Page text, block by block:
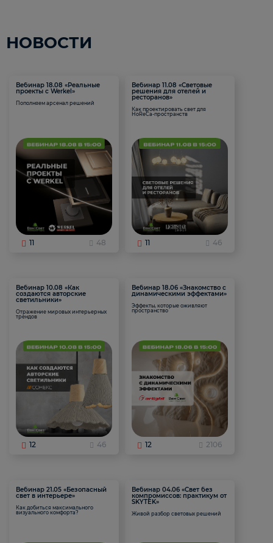
НОВОСТИ
Вебинар 18.08 «Реальные
проекты с Werkel»
Пополняем арсенал решений
11 48
Вебинар 11.08 «Световые
решения для отелей и
ресторанов»
Как проектировать свет для
HoReCa-пространств
11 46
Вебинар 10.08 «Как
создаются авторские
светильники»
Отражение мировых интерьерных
трендов
12 46
Вебинар 18.06 «Знакомство с
динамическими эффектами»
Эффекты, которые оживляют
пространство
12 2106
Вебинар 21.05 «Безопасный
свет в интерьере»
Как добиться максимального
визуального комфорта?
Вебинар 04.06 «Свет без
компромиссов: практикум от
SKYTEK»
Живой разбор световых решений